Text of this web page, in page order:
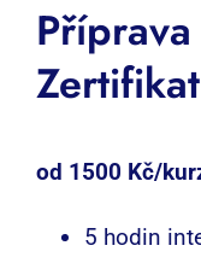
od 1500 Kč/
5 hodin